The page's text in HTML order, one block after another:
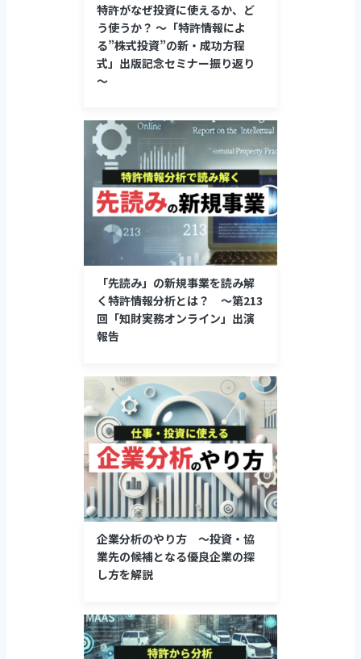
特許がなぜ投資に使えるか、ど
う使うか？ ～「特許情報によ
る”株式投資”の新・成功方程
式」出版記念セミナー振り返り
～
「先読み」の新規事業を読み解
く特許情報分析とは？ ～第213
回「知財実務オンライン」出演
報告
企業分析のやり方 ～投資・協
業先の候補となる優良企業の探
し方を解説